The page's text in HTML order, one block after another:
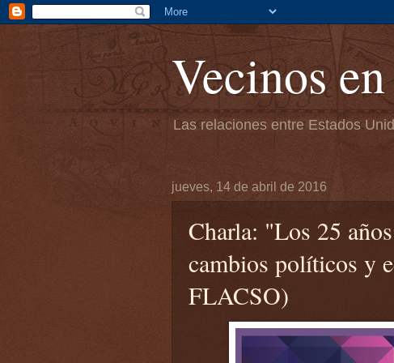
Vecinos
Las relaciones entre Estados
jueves, 14 de abril de 2016
Charla: "Los 25
cambios políticos y
FLACSO)